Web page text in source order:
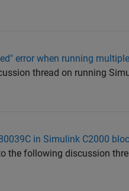
error when running
thread on running
in Simulink C2000
the following discussion